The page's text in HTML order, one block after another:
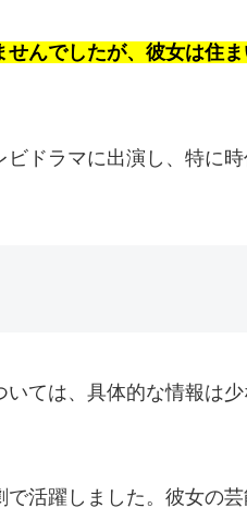
んでしたが、彼女は住
ドラマに出演し、特に時
ては、具体的な情報は少
活躍しました。彼女の芸